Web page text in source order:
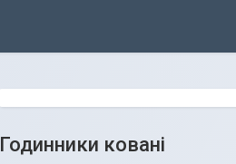
Годинники ковані